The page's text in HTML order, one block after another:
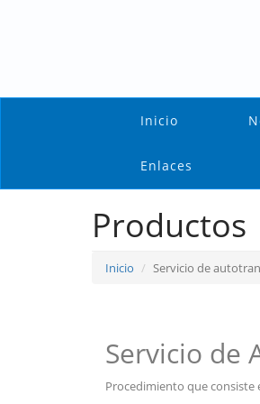
Inicio
Enlaces
Productos
Inicio Servicio de
Servicio de
Procedimiento que consiste